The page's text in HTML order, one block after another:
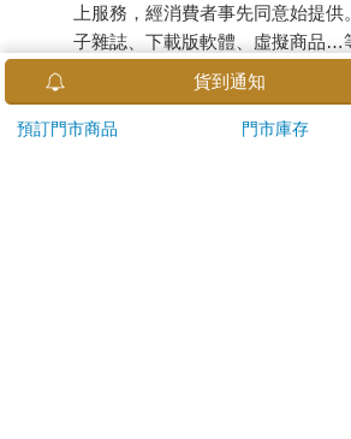
上服務，經消費者事先同意始提
子雜誌、下載版軟體、虛擬商品…
已拆封之個人衛生用品。（如：內
若非上列種類商品，均享有到貨7天的
貨到通知
預訂門市商品 門市庫存